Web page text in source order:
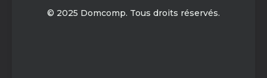
© 2025 Domcomp. Tous droits réservés.